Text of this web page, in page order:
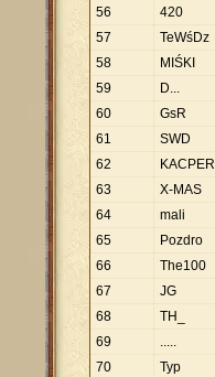
56
420
57
TeWśDz
58
MIŚKI
59
D...
60
GsR
61
SWD
62
KACPER
63
X-MAS
64
mali
65
Pozdro
66
The100
67
JG
68
TH_
69
.....
70
Typ